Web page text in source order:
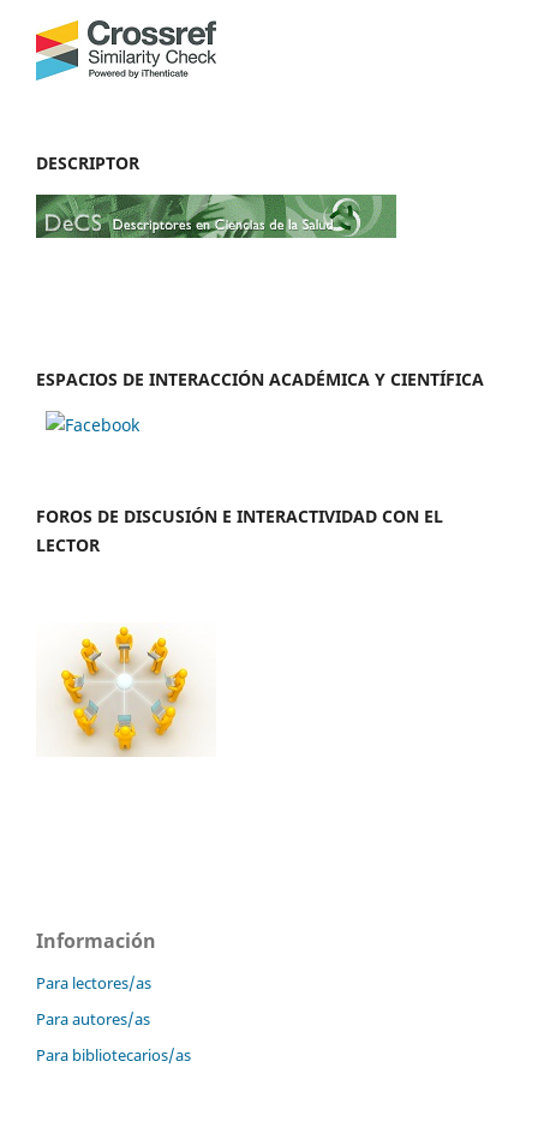
DESCRIPTOR
ESPACIOS DE INTERACCIÓN ACADÉMICA Y CIENTÍFICA
FOROS DE DISCUSIÓN E INTERACTIVIDAD CON EL
LECTOR
Información
Para lectores/as
Para autores/as
Para bibliotecarios/as